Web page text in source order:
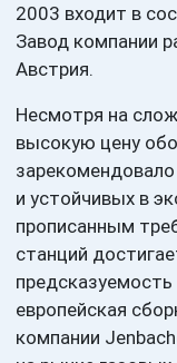
2003 входит в
Завод компании
Австрия.
Несмотря на
высокую цену
и устойчивых в
прописанным
станций
европейская
компании